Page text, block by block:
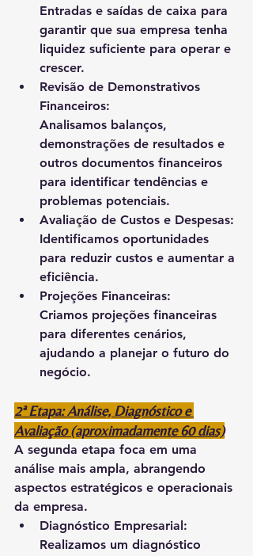
Entradas e saídas de caixa para
garantir que sua empresa tenha
liquidez suficiente para operar e
crescer.
Revisão de Demonstrativos
Financeiros:
Analisamos balanços,
demonstrações de resultados e
outros documentos financeiros
para identificar tendências e
problemas potenciais.
Avaliação de Custos e Despesas:
Identificamos oportunidades
para reduzir custos e aumentar a
eficiência.
Projeções Financeiras:
Criamos projeções financeiras
para diferentes cenários,
ajudando a planejar o futuro do
negócio.
2ª Etapa: Análise, Diagnóstico e
Avaliação (aproximadamente 60 dias)
A segunda etapa foca em uma
análise mais ampla, abrangendo
aspectos estratégicos e operacionais
da empresa.
Diagnóstico Empresarial:
Realizamos um diagnóstico